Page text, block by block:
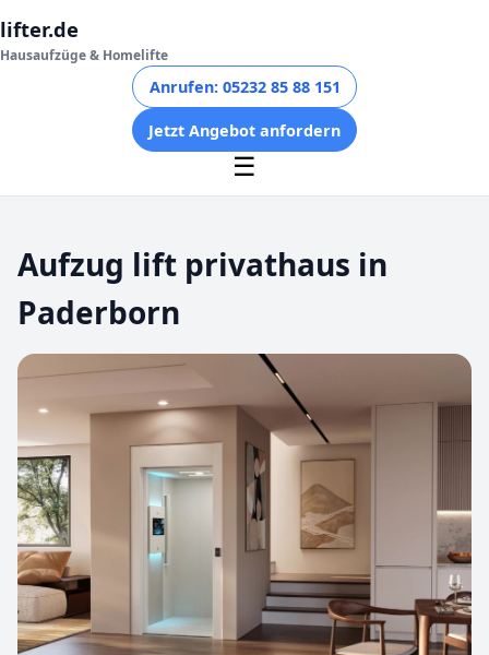
lifter.de
Hausaufzüge & Homelifte
Anrufen: 05232 85 88 151
Jetzt Angebot anfordern
☰
Aufzug lift privathaus in
Paderborn